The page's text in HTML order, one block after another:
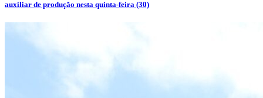
auxiliar de produção nesta quinta-feira (30)